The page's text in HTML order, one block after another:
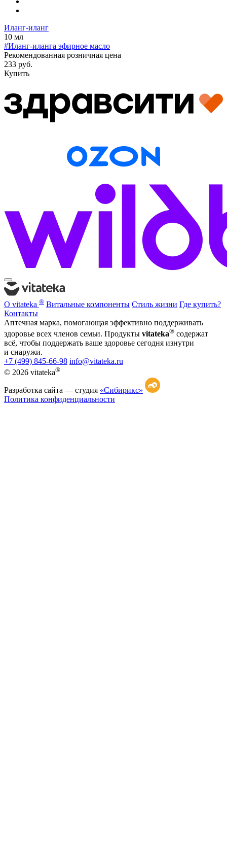
Иланг-иланг
10 мл
#Иланг-иланга эфирное масло
Рекомендованная розничная цена
233 руб.
Купить
О vitateka ® Витальные компоненты Стиль жизни Где купить?
Контакты
Аптечная марка, помогающая эффективно поддерживать
здоровье всех членов семьи. Продукты vitateka® содержат
всё, чтобы поддержать ваше здоровье сегодня изнутри
и снаружи.
+7 (499) 845-66-98 info@vitateka.ru
© 2026 vitateka®
Разработка сайта — студия «Сибирикс»
Политика конфиденциальности